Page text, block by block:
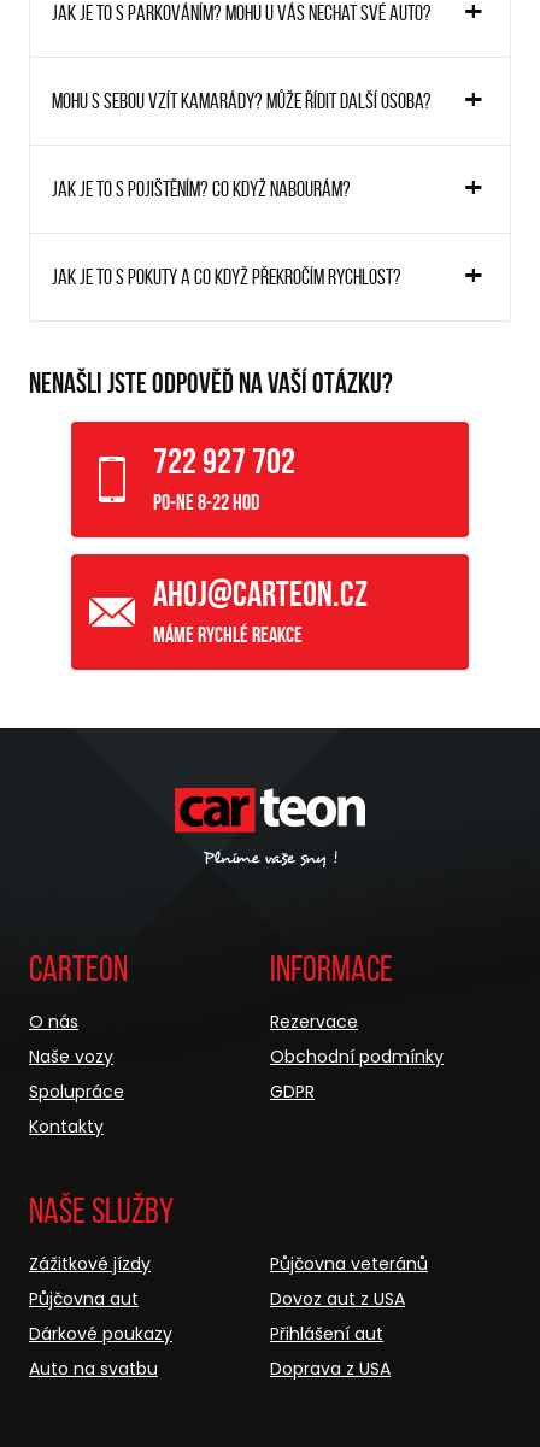
Jak je to s parkováním? Mohu u vás nechat své auto?
Mohu s sebou vzít kamarády? Může řídit další osoba?
Jak je to s pojištěním? Co když nabourám?
Jak je to s pokuty a co když překročím rychlost?
NENAŠLI JSTE ODPOVĚĎ NA VAŠÍ OTÁZKU?
722 927 702
Po-Ne 8-22 hod
ahoj@carteon.cz
Máme rychlé reakce
Carteon
O nás
Naše vozy
Spolupráce
Kontakty
Informace
Rezervace
Obchodní podmínky
GDPR
Naše služby
Zážitkové jízdy
Půjčovna aut
Dárkové poukazy
Auto na svatbu
Půjčovna veteránů
Dovoz aut z USA
Přihlášení aut
Doprava z USA